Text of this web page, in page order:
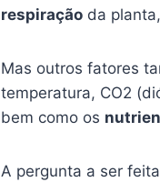
respiração da
Mas outros fatores
temperatura, CO2
bem como os
A pergunta a ser